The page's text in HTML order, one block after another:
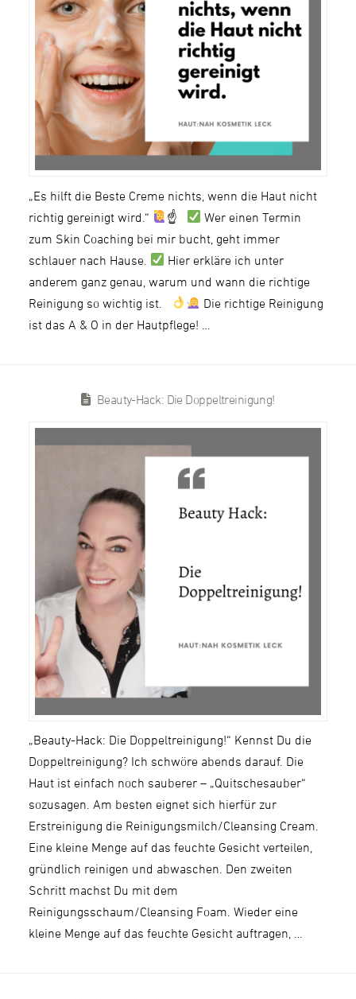
„Es hilft die Beste Creme nichts, wenn die Haut nicht
richtig gereinigt wird.“
☝
Wer einen Termin
zum Skin Coaching bei mir bucht, geht immer
schlauer nach Hause.
Hier erkläre ich unter
anderem ganz genau, warum und wann die richtige
Reinigung so wichtig ist.
Die richtige Reinigung
ist das A & O in der Hautpflege! …
Beauty-Hack: Die Doppeltreinigung!
„Beauty-Hack: Die Doppeltreinigung!“ Kennst Du die
Doppeltreinigung? Ich schwöre abends darauf. Die
Haut ist einfach noch sauberer – „Quitschesauber“
sozusagen. Am besten eignet sich hierfür zur
Erstreinigung die Reinigungsmilch/Cleansing Cream.
Eine kleine Menge auf das feuchte Gesicht verteilen,
gründlich reinigen und abwaschen. Den zweiten
Schritt machst Du mit dem
Reinigungsschaum/Cleansing Foam. Wieder eine
kleine Menge auf das feuchte Gesicht auftragen, …